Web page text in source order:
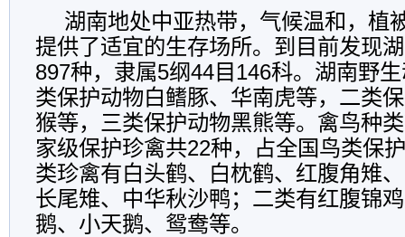
湖南地处中亚热带，气候温和，植
提供了适宜的生存场所。到目前发现
897种，隶属5纲44目146科。湖南野
类保护动物白鳍豚、华南虎等，二类
猴等，三类保护动物黑熊等。禽鸟种
家级保护珍禽共22种，占全国鸟类保
类珍禽有白头鹤、白枕鹤、红腹角雉
长尾雉、中华秋沙鸭；二类有红腹锦
鹅、小天鹅、鸳鸯等。